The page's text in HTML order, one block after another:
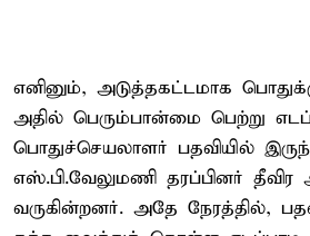
எனினும், அடுத்தகட்டமாக
அதில் பெரும்பான்மை பெற்று
பொதுச்செயலாளர் பதவியில்
எஸ்.பி.வேலுமணி தரப்பினர்
வருகின்றனர். அதே நேரத்தில்,